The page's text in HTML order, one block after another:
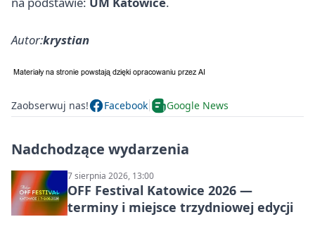
Autor:krystian
Zaobserwuj nas! Facebook Google News
Nadchodzące wydarzenia
7 sierpnia 2026, 13:00
OFF Festival Katowice 2026 —
terminy i miejsce trzydniowej edycji